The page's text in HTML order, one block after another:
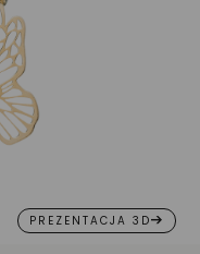
PREZENTACJA 3D